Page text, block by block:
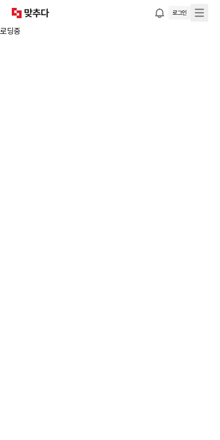
로그인
로딩중